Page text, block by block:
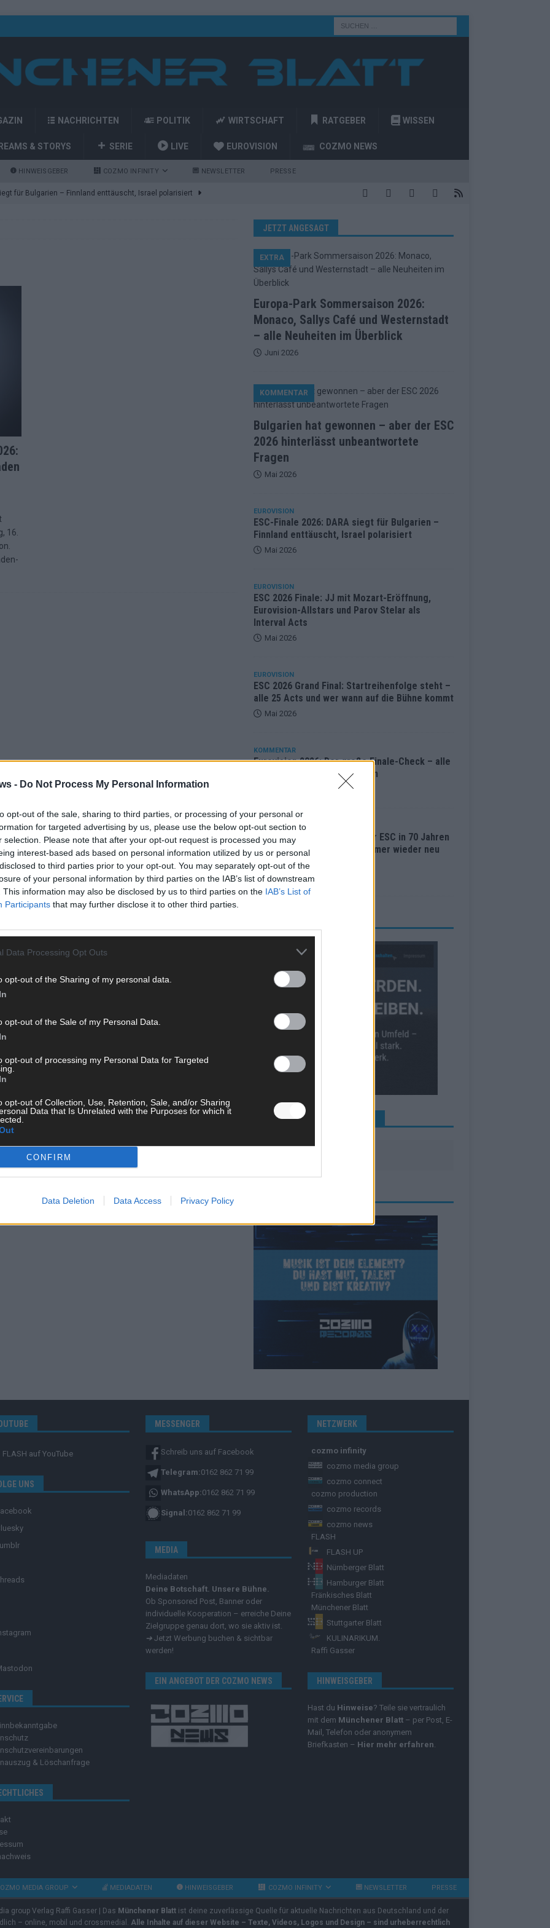
- Do Not Process My Personal Information
opt-out of the sale, sharing to third parties, or processing of your personal or
for targeted advertising by us, please use the below opt-out section to
selection. Please note that after your opt-out request is processed you may
interest-based ads based on personal information utilized by us or personal
to third parties prior to your opt-out. You may separately opt-out of the
of your personal information by third parties on the IAB’s list of downstream
This information may also be disclosed by us to third parties on the IAB’s List of
Participants that may further disclose it to other third parties.
Data Processing Opt Outs
opt-out of the Sharing of my personal data.
opt-out of the Sale of my Personal Data.
opt-out of processing my Personal Data for Targeted
opt-out of Collection, Use, Retention, Sale, and/or Sharing
Data that Is Unrelated with the Purposes for which it
CONFIRM
Data Deletion Data Access Privacy Policy
NACHRICHTEN POLITIK WIRTSCHAFT RATGEBER WISSEN
& STORYS SERIE LIVE EUROVISION COZMO NEWS
HINWEISGEBER COZMO INFINITY NEWSLETTER PRESSE
für Bulgarien – Finnland enttäuscht, Israel polarisiert
Eröffnung, Eurovision-Allstars und Parov Stelar als Interval
Finale-Check – alle 25 Acts und ihre Siegchancen
der ESC in 70 Jahren sein Abstimmungssystem immer wieder
alle 26 Finalteilnehmer für den großen Abend in Wien
sehen die Buchmacher im Finale
2026: Monaco, Sallys Café und Westernstadt – alle Neuheiten
aber der ESC 2026 hinterlässt unbeantwortete Fragen
16.
JETZT ANGESAGT
Europa-Park Sommersaison 2026:
Monaco, Sallys Café und Westernstadt
– alle Neuheiten im Überblick
EXTRA
Juni 2026
Bulgarien hat gewonnen – aber der ESC
2026 hinterlässt unbeantwortete
Fragen
KOMMENTAR
Mai 2026
EUROVISION
ESC-Finale 2026: DARA siegt für Bulgarien –
Finnland enttäuscht, Israel polarisiert
Mai 2026
EUROVISION
ESC 2026 Finale: JJ mit Mozart-Eröffnung,
Eurovision-Allstars und Parov Stelar als
Interval Acts
Mai 2026
EUROVISION
ESC 2026 Grand Final: Startreihenfolge steht –
alle 25 Acts und wer wann auf die Bühne kommt
Mai 2026
KOMMENTAR
Eurovision 2026: Der große Finale-Check – alle
25 Acts und ihre Siegchancen
EUROVISION
Von Lugano bis Wien: Wie der ESC in 70 Jahren
sein Abstimmungssystem immer wieder neu
erfunden hat
Mai 2026
KEINE NEWS MEHR VERPASSEN
FLASH auf YouTube
UNS
& Löschanfrage
MESSENGER
Schreib uns auf Facebook
Telegram:0162 862 71 99
WhatsApp:0162 862 71 99
Signal:0162 862 71 99
MEDIA
Mediadaten
Deine Botschaft. Unsere Bühne.
Ob Sponsored Post, Banner oder
individuelle Kooperation – erreiche Deine
Zielgruppe genau dort, wo sie aktiv ist.
➔ Jetzt Werbung buchen & sichtbar
werden!
EIN ANGEBOT DER COZMO NEWS
NETZWERK
cozmo infinity
cozmo media group
cozmo connect
cozmo production
cozmo records
cozmo news
FLASH
FLASH UP
Nürnberger Blatt
Hamburger Blatt
Fränkisches Blatt
Münchener Blatt
Stuttgarter Blatt
KULINARIKUM.
Raffi Gasser
HINWEISGEBER
Hast du Hinweise? Teile sie vertraulich
mit dem Münchener Blatt – per Post, E-
Mail, Telefon oder anonymem
Briefkasten – Hier mehr erfahren
MEDIA GROUP MEDIADATEN HINWEISGEBER COZMO INFINITY NEWSLETTER PRESSE
group Verlag Raffi Gasser | Das Münchener Blatt ist deine zuverlässige Quelle für aktuelle Nachrichten aus Deutschland und der
– online, mobil und crossmedial. Alle Inhalte auf dieser Website – Texte, Videos, Logos und Design – sind urheberrechtlich